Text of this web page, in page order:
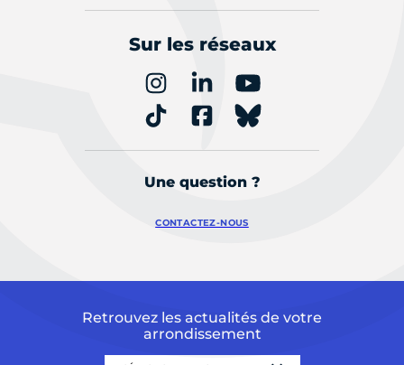
Sur les réseaux
Une question ?
CONTACTEZ-NOUS
Retrouvez les actualités de votre
arrondissement